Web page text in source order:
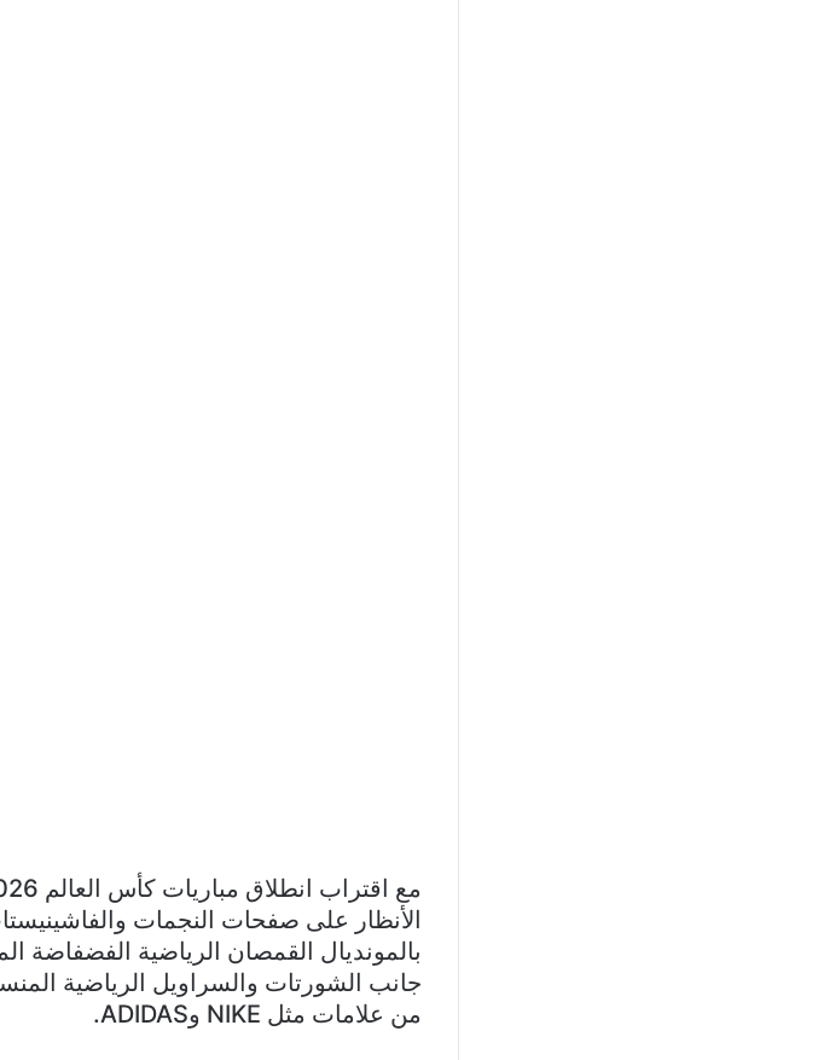
الأنظار على صفحات النجمات
بالمونديال القمصان الرياضية الفضفاضة
جانب الشورتات والسراويل الرياضية
من علامات مثل NIKE وADIDAS.